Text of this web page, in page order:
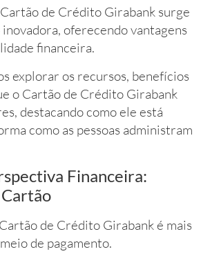
de Crédito Girabank surge
oferecendo vantagens
financeira.
explorar os recursos, benefícios
o Cartão de Crédito Girabank
destacando como ele está
como as pessoas administram
Financeira:
de Crédito Girabank é mais
de pagamento.